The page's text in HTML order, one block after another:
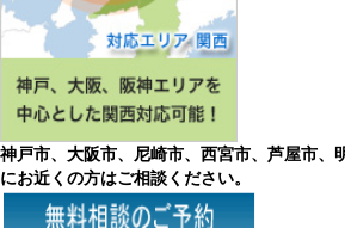
神戸市、大阪市、尼崎市、西宮市、芦屋市、
にお近くの方はご相談ください。